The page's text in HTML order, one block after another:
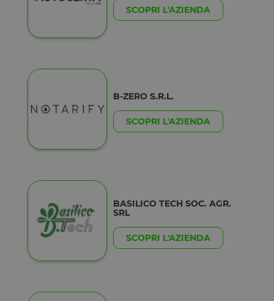
SCOPRI L'AZIENDA
B-ZERO S.R.L.
SCOPRI L'AZIENDA
BASILICO TECH SOC. AGR.
SRL
SCOPRI L'AZIENDA